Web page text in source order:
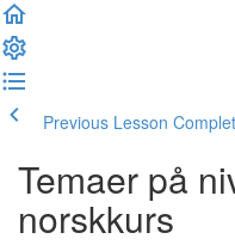
Previous Lesson
Temaer på
norskkurs